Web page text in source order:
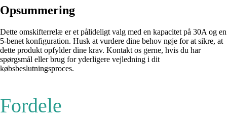
Opsummering
Dette omskifterrelæ er et pålideligt valg med en kapacitet på 30A og en
5-benet konfiguration. Husk at vurdere dine behov nøje for at sikre, at
dette produkt opfylder dine krav. Kontakt os gerne, hvis du har
spørgsmål eller brug for yderligere vejledning i dit
købsbeslutningsproces.
Fordele